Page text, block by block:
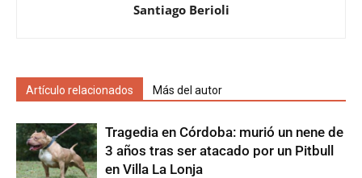
Santiago Berioli
Artículo relacionados Más del autor
Tragedia en Córdoba: murió un nene de
3 años tras ser atacado por un Pitbull
en Villa La Lonja